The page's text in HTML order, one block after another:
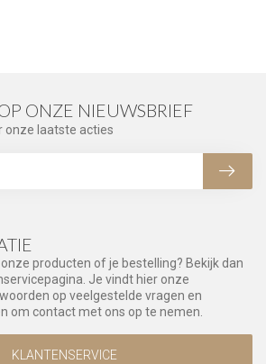
producten of je bestelling? Bekijk dan
Je vindt hier onze
op veelgestelde vragen en
om contact met ons op te nemen.
KLANTENSERVICE
ONZE NIEUWSBRIEF
onze laatste acties